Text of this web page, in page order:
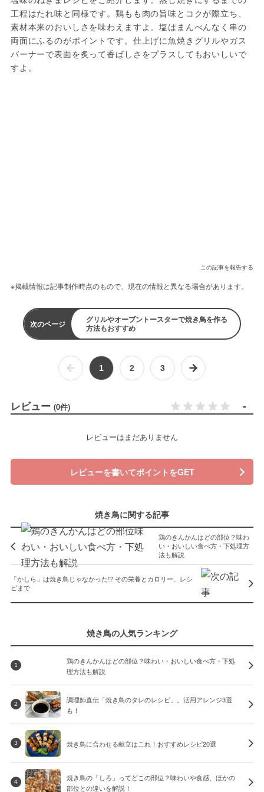
工程はたれ味と同様です。鶏もも肉の旨味とコクが際立ち、
素材本来のおいしさを味わえますよ。塩はまんべんなく串の
両面にふるのがポイントです。仕上げに魚焼きグリルやガス
バーナーで表面を炙って香ばしさをプラスしてもおいしいで
すよ。
この記事を報告する
※掲載情報は記事制作時点のもので、現在の情報と異なる場合があります。
次のページ
グリルやオーブントースターで焼き鳥を作る
方法もおすすめ
1 2 3
レビュー (0件) -
レビューはまだありません
レビューを書いてポイントをGET
焼き鳥に関する記事
鶏のきんかんはどの部位？味わ
い・おいしい食べ方・下処理方
法も解説
「かしら」は焼き鳥じゃなかった!? その栄養とカロリー、レシ
ピまで
焼き鳥の人気ランキング
1
鶏のきんかんはどの部位？味わい・おいしい食べ方・下処
理方法も解説
2
調理師直伝「焼き鳥のタレのレシピ」。活用アレンジ3選
も！
3 焼き鳥に合わせる献立はこれ！おすすめレシピ20選
4
焼き鳥の「しろ」ってどこの部位？味わいや食感、ほかの
部位との違いを解説！